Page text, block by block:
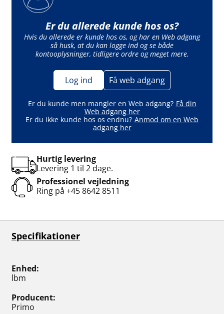
Er du allerede kunde hos os?
Hvis du allerede er kunde hos os, og har en Web adgang
så husk, at du kan logge ind og se både
kontooplysninger, tidligere ordre og meget mere.
Log ind Få web adgang
Er du kunde men mangler en Web adgang? Få din
Web adgang her
Er du ikke kunde hos os endnu? Anmod om en Web
adgang her
Hurtig levering
Levering 1 til 2 dage.
Professionel vejledning
Ring på +45 8642 8511
Specifikationer
Enhed
lbm
Producent
Primo